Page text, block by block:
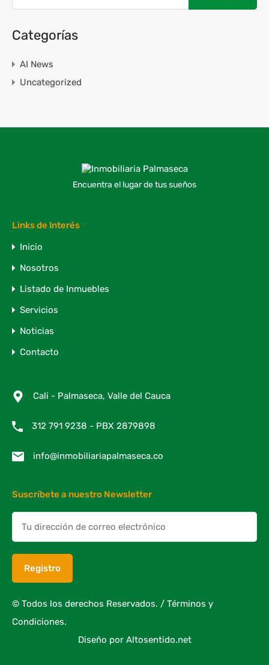
Categorías
AI News
Uncategorized
Encuentra el lugar de tus sueños
Links de Interés
Inicio
Nosotros
Listado de Inmuebles
Servicios
Noticias
Contacto
Cali - Palmaseca, Valle del Cauca
312 791 9238 - PBX 2879898
info@inmobiliariapalmaseca.co
Suscríbete a nuestro Newsletter
© Todos los derechos Reservados. / Términos y
Condiciones.
Diseño por Altosentido.net